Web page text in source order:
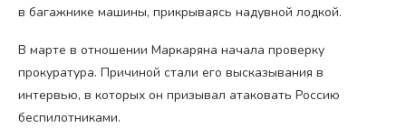
в багажнике машины, прикрываясь надувной лодкой.
В марте в отношении Маркаряна начала проверку
прокуратура. Причиной стали его высказывания в
интервью, в которых он призывал атаковать Россию
беспилотниками.